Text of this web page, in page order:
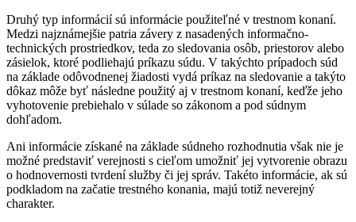
Druhý typ informácií sú informácie použiteľné v trestnom konaní.
Medzi najznámejšie patria závery z nasadených informačno-
technických prostriedkov, teda zo sledovania osôb, priestorov alebo
zásielok, ktoré podliehajú príkazu súdu. V takýchto prípadoch súd
na základe odôvodnenej žiadosti vydá príkaz na sledovanie a takýto
dôkaz môže byť následne použitý aj v trestnom konaní, keďže jeho
vyhotovenie prebiehalo v súlade so zákonom a pod súdnym
dohľadom.
Ani informácie získané na základe súdneho rozhodnutia však nie je
možné predstaviť verejnosti s cieľom umožniť jej vytvorenie obrazu
o hodnovernosti tvrdení služby či jej správ. Takéto informácie, ak sú
podkladom na začatie trestného konania, majú totiž neverejný
charakter.